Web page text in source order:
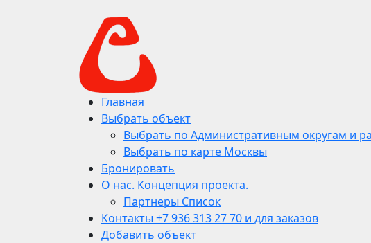
Главная
Выбрать объект
Выбрать по Административным округам и
Выбрать по карте Москвы
Бронировать
О нас. Концепция проекта.
Партнеры Список
Контакты +7 936 313 27 70 и для заказов
Добавить объект